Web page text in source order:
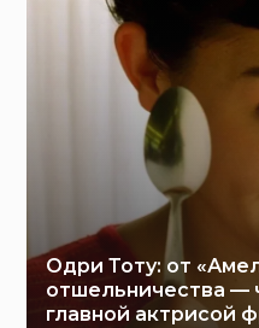
Одри Тоту: от
отшельничества —
главной актрисой